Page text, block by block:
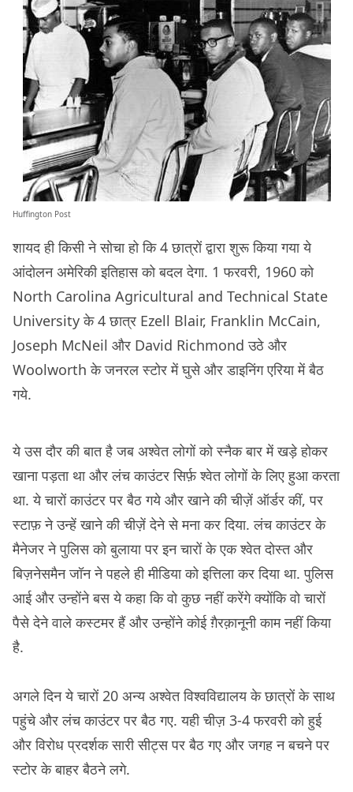
Huffington Post
शायद ही किसी ने सोचा हो कि 4 छात्रों द्वारा शुरू किया गया ये
आंदोलन अमेरिकी इतिहास को बदल देगा. 1 फरवरी, 1960 को
North Carolina Agricultural and Technical State
University के 4 छात्र Ezell Blair, Franklin McCain,
Joseph McNeil और David Richmond उठे और
Woolworth के जनरल स्टोर में घुसे और डाइनिंग एरिया में बैठ
गये.
ये उस दौर की बात है जब अश्वेत लोगों को स्नैक बार में खड़े होकर
खाना पड़ता था और लंच काउंटर सिर्फ़ श्वेत लोगों के लिए हुआ करता
था. ये चारों काउंटर पर बैठ गये और खाने की चीज़ें ऑर्डर कीं, पर
स्टाफ़ ने उन्हें खाने की चीज़ें देने से मना कर दिया. लंच काउंटर के
मैनेजर ने पुलिस को बुलाया पर इन चारों के एक श्वेत दोस्त और
बिज़नेसमैन जॉन ने पहले ही मीडिया को इत्तिला कर दिया था. पुलिस
आई और उन्होंने बस ये कहा कि वो कुछ नहीं करेंगे क्योंकि वो चारों
पैसे देने वाले कस्टमर हैं और उन्होंने कोई ग़ैरक़ानूनी काम नहीं किया
है.
अगले दिन ये चारों 20 अन्य अश्वेत विश्वविद्यालय के छात्रों के साथ
पहुंचे और लंच काउंटर पर बैठ गए. यही चीज़ 3-4 फरवरी को हुई
और विरोध प्रदर्शक सारी सीट्स पर बैठ गए और जगह न बचने पर
स्टोर के बाहर बैठने लगे.